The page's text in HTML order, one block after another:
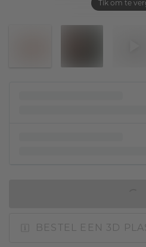
Tik om te
BESTEL EEN 3D